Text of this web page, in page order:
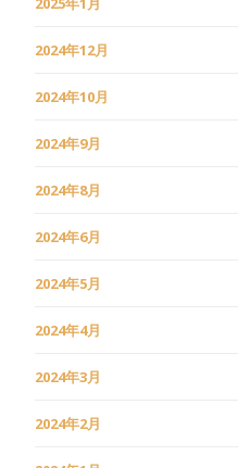
2024年12月
2024年10月
2024年9月
2024年8月
2024年6月
2024年5月
2024年4月
2024年3月
2024年2月